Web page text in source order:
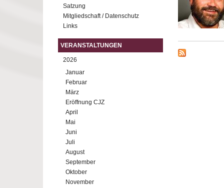
Satzung
Mitgliedschaft / Datenschutz
Links
VERANSTALTUNGEN
2026
Januar
Februar
März
Eröffnung CJZ
April
Mai
Juni
Juli
August
September
Oktober
November